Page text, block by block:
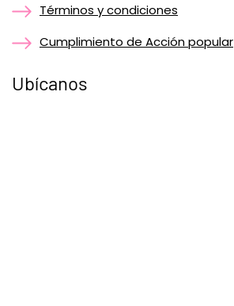
Términos y condiciones
Cumplimiento de Acción popular
Ubícanos